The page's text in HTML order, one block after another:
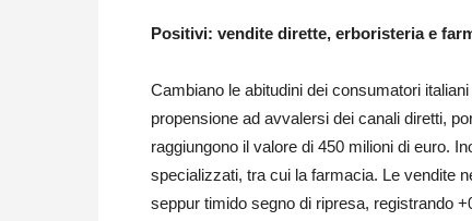
Positivi: vendite dirette, erboristeria e
Cambiano le abitudini dei consumatori
propensione ad avvalersi dei canali diretti,
raggiungono il valore di 450 milioni di euro.
specializzati, tra cui la farmacia. Le vendite
seppur timido segno di ripresa, registrando